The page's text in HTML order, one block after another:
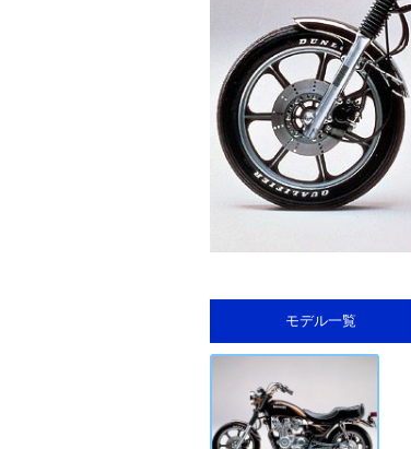
モデル一覧